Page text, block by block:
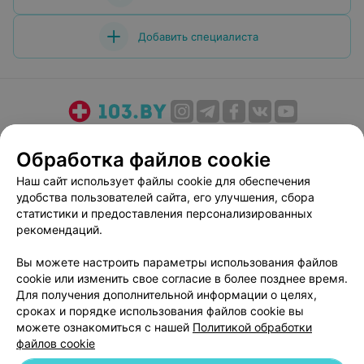
Добавить специалиста
Медицинский маркетинг
Публичный договор
Пользовательское соглашение
Способы оплаты
Вакансии
Партнеры
Персональные настройки cookie
Обработка персональных данных
Обработка файлов cookie
Наш сайт использует файлы cookie для обеспечения
удобства пользователей сайта, его улучшения, сбора
статистики и предоставления персонализированных
рекомендаций.
Вы можете настроить параметры использования файлов
cookie или изменить свое согласие в более позднее время.
Для получения дополнительной информации о целях,
сроках и порядке использования файлов cookie вы
можете ознакомиться с нашей Политикой обработки
файлов cookie